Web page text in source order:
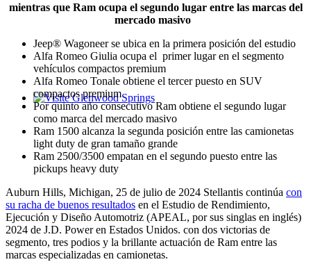
Glenwood Springs - Bello y Encantador
mientras que Ram ocupa el segundo lugar entre las marcas del
mercado masivo
Jeep® Wagoneer se ubica en la primera posición del estudio
Alfa Romeo Giulia ocupa el primer lugar en el segmento
vehículos compactos premium
Alfa Romeo Tonale obtiene el tercer puesto en SUV
compactos premium
Por quinto año consecutivo Ram obtiene el segundo lugar
como marca del mercado masivo
Ram 1500 alcanza la segunda posición entre las camionetas
light duty de gran tamaño grande
Ram 2500/3500 empatan en el segundo puesto entre las
pickups heavy duty
Auburn Hills, Michigan, 25 de julio de 2024 Stellantis continúa con
su racha de buenos resultados en el Estudio de Rendimiento,
Ejecución y Diseño Automotriz (APEAL, por sus singlas en inglés)
2024 de J.D. Power en Estados Unidos. con dos victorias de
segmento, tres podios y la brillante actuación de Ram entre las
marcas especializadas en camionetas.